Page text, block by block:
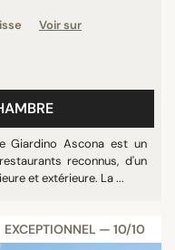
Voir sur
Giardino Ascona est un
reconnus, d'un
et extérieure. La ...
EXCEPTIONNEL — 10/10